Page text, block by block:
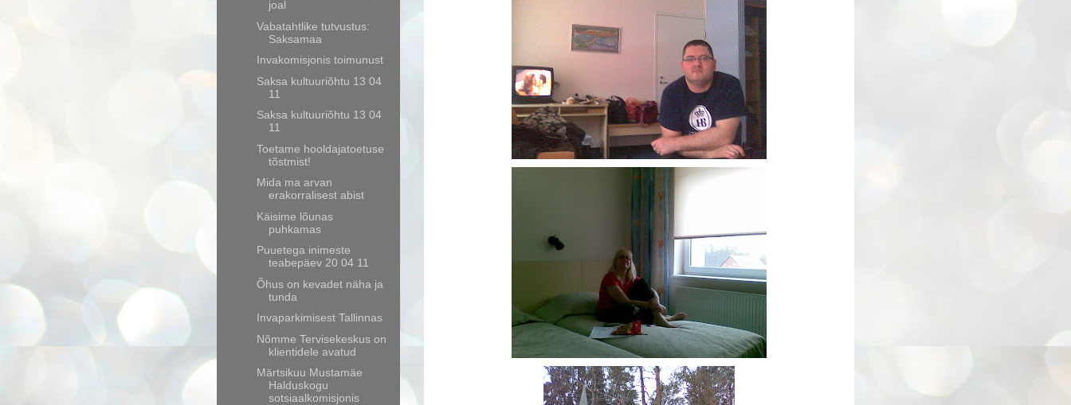
joal
Vabatahtlike tutvustus:
Saksamaa
Invakomisjonis toimunust
Saksa kultuuriõhtu 13 04
11
Saksa kultuuriõhtu 13 04
11
Toetame hooldajatoetuse
tõstmist!
Mida ma arvan
erakorralisest abist
Käisime lõunas
puhkamas
Puuetega inimeste
teabepäev 20 04 11
Õhus on kevadet näha ja
tunda
Invaparkimisest Tallinnas
Nõmme Tervisekeskus on
klientidele avatud
Märtsikuu Mustamäe
Halduskogu
sotsiaalkomisjonis